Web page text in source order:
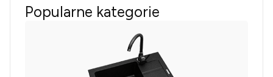
Popularne kategorie